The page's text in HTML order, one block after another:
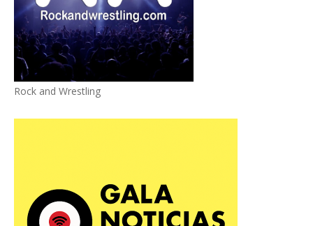
Rock and Wrestling